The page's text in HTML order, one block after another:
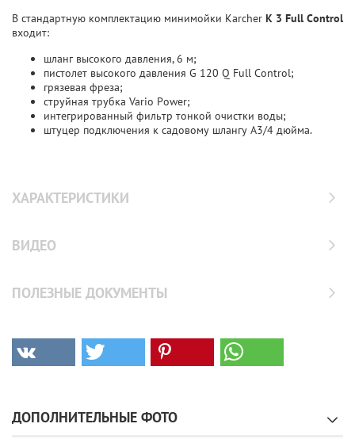
В стандартную комплектацию минимойки Karcher K 3 Full Control
входит:
шланг высокого давления, 6 м;
пистолет высокого давления G 120 Q Full Control;
грязевая фреза;
струйная трубка Vario Power;
интегрированный фильтр тонкой очистки воды;
штуцер подключения к садовому шлангу А3/4 дюйма.
ХАРАКТЕРИСТИКИ
ВИДЕО
ПОЛЕЗНЫЕ ДОКУМЕНТЫ
ДОПОЛНИТЕЛЬНЫЕ ФОТО